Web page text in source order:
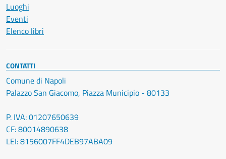
Luoghi
Eventi
Elenco libri
CONTATTI
Comune di Napoli
Palazzo San Giacomo, Piazza Municipio - 80133
P. IVA: 01207650639
CF: 80014890638
LEI: 8156007FF4DEB97ABA09